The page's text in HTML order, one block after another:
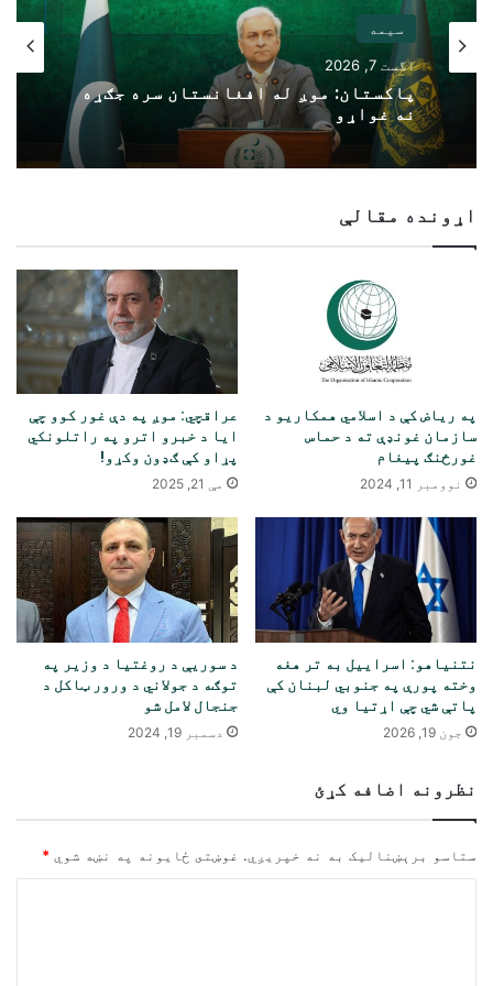
سیمه
اگست 7, 2026
پاکستان: موږ له افغانستان سره جګړه
نه غواړو
اړونده مقالې
په ریاض کې د اسلامي همکاریو د
سازمان غونډې ته د حماس
غورځنګ پیغام
نوومبر 11, 2024
عراقچي: موږ په دې غور کوو چې
ایا د خبرو اترو په راتلونکي
پړاو کې ګډون وکړو!
مې 21, 2025
نتنیاهو: اسراییل به تر هغه
وخته پورې په جنوبي لبنان کې
پاتې شي چې اړتیا وي
جون 19, 2026
د سوریې د روغتیا د وزیر په
توګه د جولاني د ورور ټاکل د
جنجال لامل شو
دسمبر 19, 2024
نظرونه اضافه کړئ
ستاسو برېښناليک به نه خپريږي. غوښتى ځایونه په نښه شوي *